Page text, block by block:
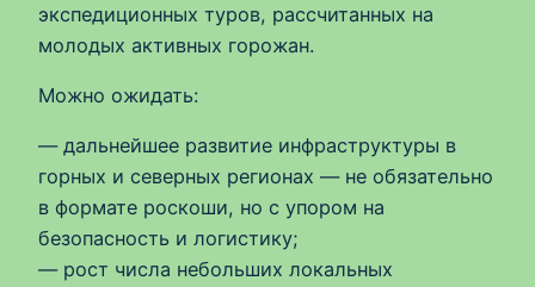
экспедиционных туров, рассчитанных на
молодых активных горожан.
Можно ожидать:
— дальнейшее развитие инфраструктуры в
горных и северных регионах — не обязательно
в формате роскоши, но с упором на
безопасность и логистику;
— рост числа небольших локальных